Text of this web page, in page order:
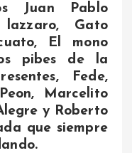
Juan Pablo
Gato
El mono
pibes de la
Fede,
Marcelito
y Roberto
que siempre